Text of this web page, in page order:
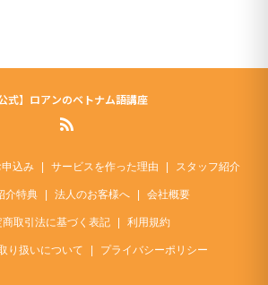
公式】ロアンのベトナム語講座
込み サービスを作った理由 スタッフ紹介
介特典 法人のお客様へ 会社概要
商取引法に基づく表記 利用規約
り扱いについて プライバシーポリシー